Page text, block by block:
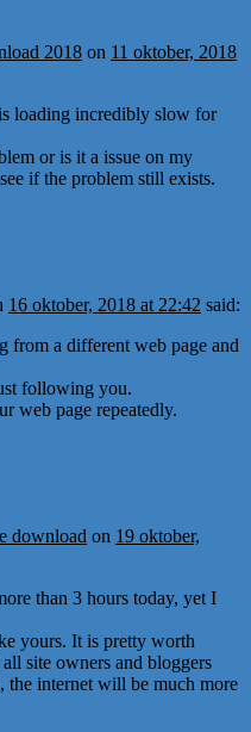
2018 on 11 oktober, 2018
loading incredibly slow for
or is it a issue on my
if the problem still exists.
16 oktober, 2018 at 22:42 said:
from a different web page and
following you.
web page repeatedly.
download on 19 oktober,
than 3 hours today, yet I
yours. It is pretty worth
site owners and bloggers
the internet will be much more